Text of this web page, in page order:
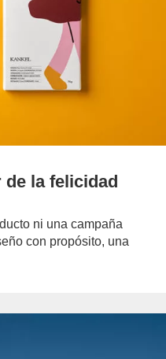
de la felicidad
ni una campaña
con propósito, una